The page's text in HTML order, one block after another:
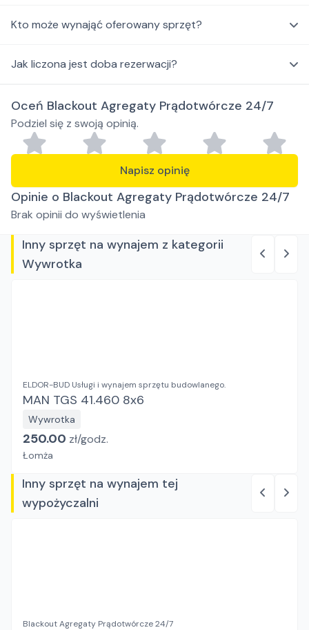
Kto może wynająć oferowany sprzęt?
Jak liczona jest doba rezerwacji?
Oceń Blackout Agregaty Prądotwórcze 24/7
Podziel się z swoją opinią.
Napisz opinię
Opinie o Blackout Agregaty Prądotwórcze 24/7
Brak opinii do wyświetlenia
Inny sprzęt na wynajem z kategorii
Wywrotka
ELDOR-BUD Usługi i wynajem sprzętu budowlanego.
MAN TGS 41.460​ 8x6
Wywrotka
250.00 zł/godz.
Łomża
Inny sprzęt na wynajem tej
wypożyczalni
Blackout Agregaty Prądotwórcze 24/7